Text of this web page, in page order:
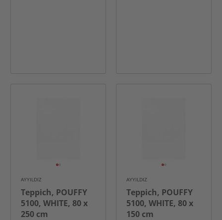
AYYILDIZ
Teppich, POUFFY
5100, WHITE, 80 x
250 cm
AYYILDIZ
Teppich, POUFFY
5100, WHITE, 80 x
150 cm